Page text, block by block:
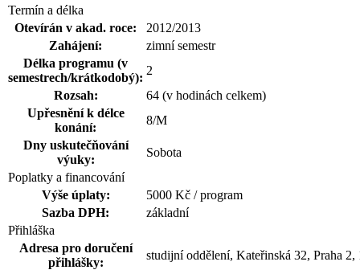
Termín a délka
Otevírán v akad. roce:
2012/2013
Zahájení:
zimní semestr
Délka programu (v
semestrech/krátkodobý):
2
Rozsah:
64 (v hodinách celkem)
Upřesnění k délce
konání:
8/M
Dny uskutečňování
výuky:
Sobota
Poplatky a financování
Výše úplaty:
5000 Kč / program
Sazba DPH:
základní
Přihláška
Adresa pro doručení
přihlášky:
studijní oddělení, Kateřinská 32, Praha 2,